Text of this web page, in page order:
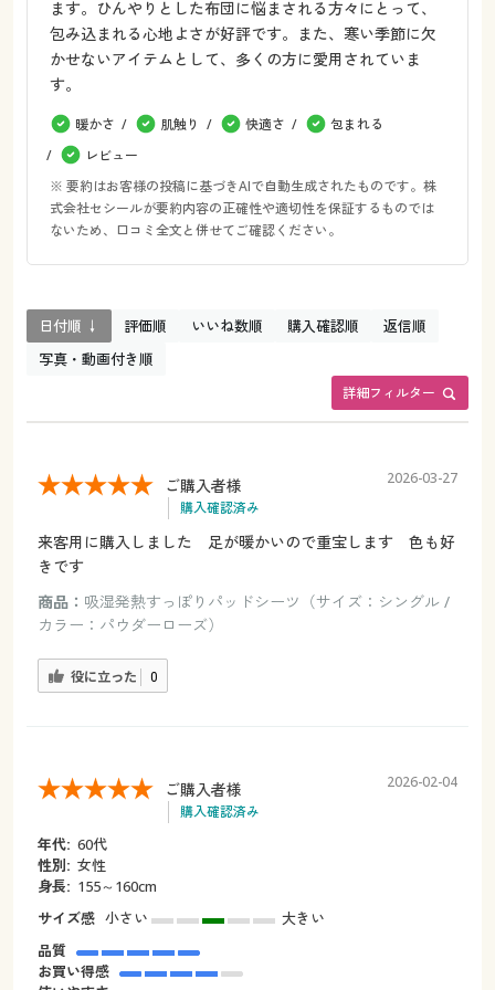
ます。ひんやりとした布団に悩まされる方々にとって、
包み込まれる心地よさが好評です。また、寒い季節に欠
かせないアイテムとして、多くの方に愛用されていま
す。
暖かさ 肌触り 快適さ
包まれる
レビュー
※ 要約はお客様の投稿に基づきAIで自動生成されたものです。株
式会社セシールが要約内容の正確性や適切性を保証するものでは
ないため、口コミ全文と併せてご確認ください。
詳細フィルター
日付順 ↓ 評価順 いいね数順 購入確認順
返信順
写真・動画付き順
ご購入者様
購入確認済み
2026-03-27
来客用に購入しました 足が暖かいので重宝します 色も好
きです
商品： 吸湿発熱すっぽりパッドシーツ（サイズ：シングル /
カラー：パウダーローズ）
役に立った 0
ご購入者様
購入確認済み
2026-02-04
年代: 60代
性別: 女性
身長: 155～160cm
サイズ感 小さい
大きい
品質
お買い得感